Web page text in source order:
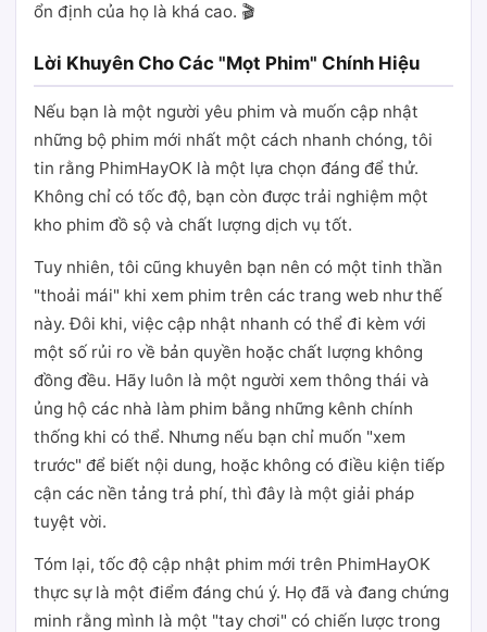
ổn định của họ là khá cao. 🎬
Lời Khuyên Cho Các "Mọt Phim" Chính Hiệu
Nếu bạn là một người yêu phim và muốn cập nhật
những bộ phim mới nhất một cách nhanh chóng, tôi
tin rằng PhimHayOK là một lựa chọn đáng để thử.
Không chỉ có tốc độ, bạn còn được trải nghiệm một
kho phim đồ sộ và chất lượng dịch vụ tốt.
Tuy nhiên, tôi cũng khuyên bạn nên có một tinh thần
"thoải mái" khi xem phim trên các trang web như thế
này. Đôi khi, việc cập nhật nhanh có thể đi kèm với
một số rủi ro về bản quyền hoặc chất lượng không
đồng đều. Hãy luôn là một người xem thông thái và
ủng hộ các nhà làm phim bằng những kênh chính
thống khi có thể. Nhưng nếu bạn chỉ muốn "xem
trước" để biết nội dung, hoặc không có điều kiện tiếp
cận các nền tảng trả phí, thì đây là một giải pháp
tuyệt vời.
Tóm lại, tốc độ cập nhật phim mới trên PhimHayOK
thực sự là một điểm đáng chú ý. Họ đã và đang chứng
minh rằng mình là một "tay chơi" có chiến lược trong